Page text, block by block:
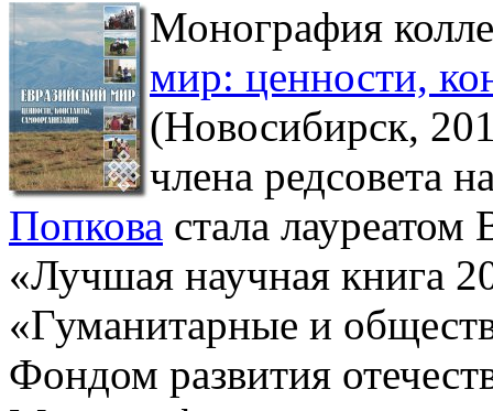
Монография
мир: ценности,
(Новосибирск,
члена редсовета
Попкова стала лауреатом
«Лучшая научная книга
«Гуманитарные и
Фондом развития